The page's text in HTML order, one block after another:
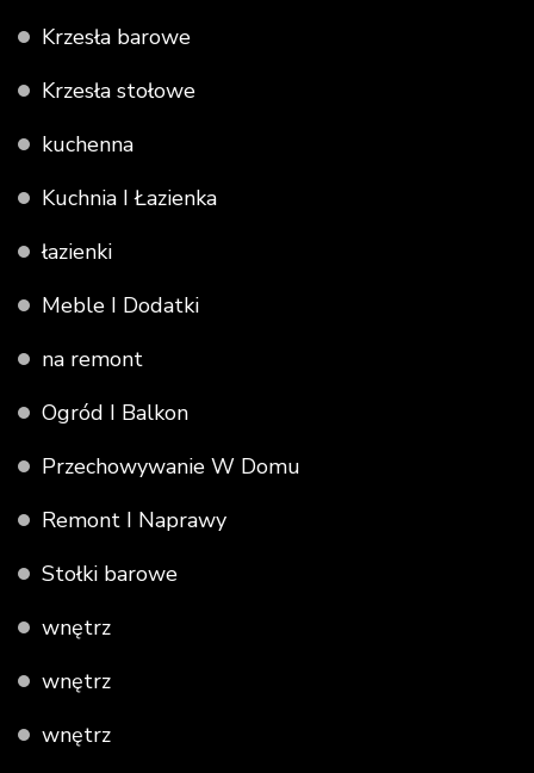
Krzesła barowe
Krzesła stołowe
kuchenna
Kuchnia I Łazienka
łazienki
Meble I Dodatki
na remont
Ogród I Balkon
Przechowywanie W Domu
Remont I Naprawy
Stołki barowe
wnętrz
wnętrz
wnętrz